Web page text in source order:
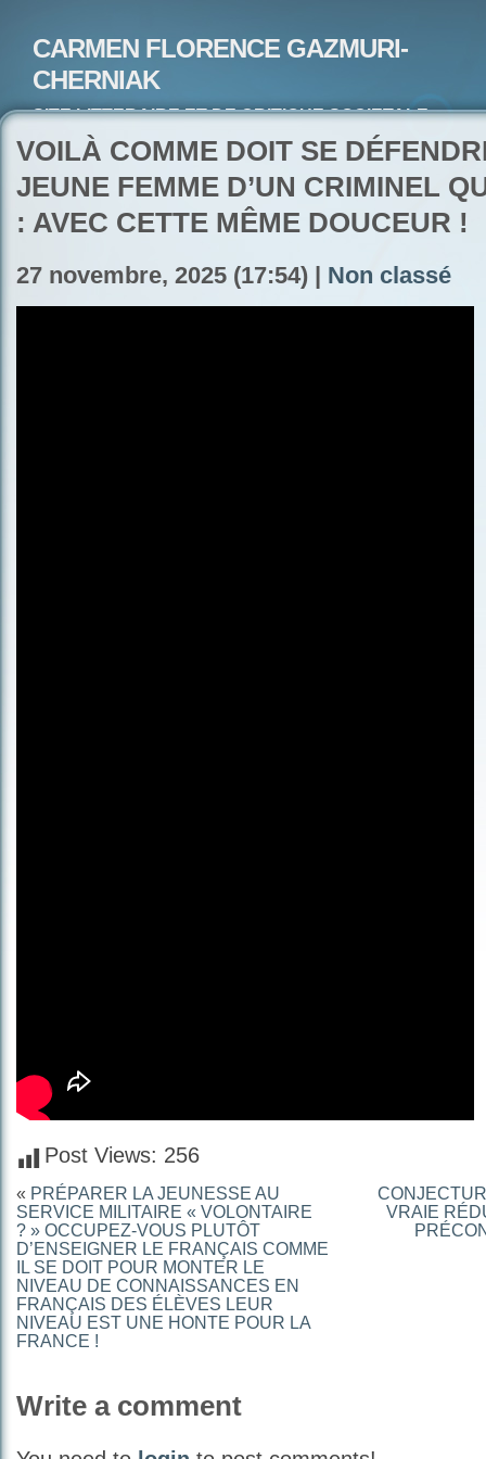
CARMEN FLORENCE GAZMURI-
CHERNIAK
SITE LITTERAIRE ET DE CRITIQUE SOCIETALE-
ARTISTE PEINTRE ET POETE-ECRIVAIN
VOILÀ COMME DOIT SE
JEUNE FEMME D’UN CRIMINEL
: AVEC CETTE MÊME DOUCEUR !
27 novembre, 2025 (17:54) | Non classé
Post Views: 256
« PRÉPARER LA JEUNESSE AU
SERVICE MILITAIRE « VOLONTAIRE
? » OCCUPEZ-VOUS PLUTÔT
D’ENSEIGNER LE FRANÇAIS COMME
IL SE DOIT POUR MONTER LE
NIVEAU DE CONNAISSANCES EN
FRANÇAIS DES ÉLÈVES LEUR
NIVEAU EST UNE HONTE POUR LA
FRANCE !
VRAIE
Write a comment